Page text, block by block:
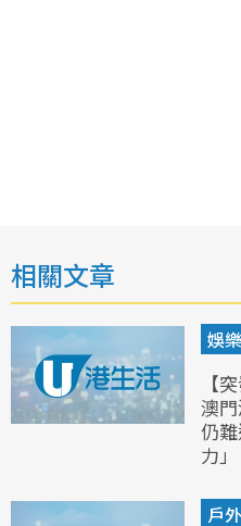
相關文章
娛樂
【
澳
仍
力」
戶